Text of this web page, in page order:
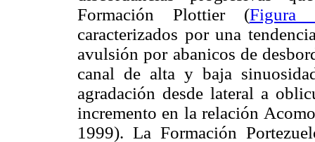
Formación Plottier (Figura
caracterizados por una
avulsión por abanicos de
canal de alta y baja
agradación desde lateral a
incremento en la relación
1999). La Formación